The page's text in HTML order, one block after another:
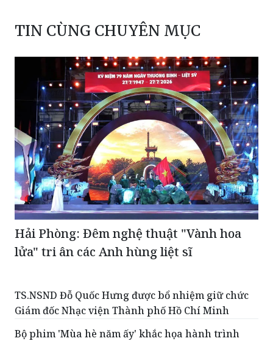
TIN CÙNG CHUYÊN MỤC
Hải Phòng: Đêm nghệ thuật "Vành hoa
lửa" tri ân các Anh hùng liệt sĩ
TS.NSND Đỗ Quốc Hưng được bổ nhiệm giữ chức
Giám đốc Nhạc viện Thành phố Hồ Chí Minh
Bộ phim 'Mùa hè năm ấy' khắc họa hành trình